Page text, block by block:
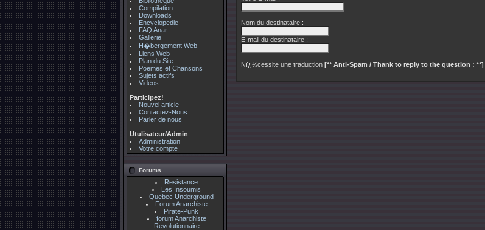
Compilation
Downloads
Encyclopedie
FAQ Anar
Gallerie
H�bergement Web
Liens Web
Plan du Site
Poemes et Chansons
Sujets actifs
Videos
Participez!
Nouvel article
Contactez-Nous
Parler de nous
Utulisateur/Admin
Administration
Votre compte
Forums
Resistance
Les Insoumis
Quebec Underground
Forum Anarchiste
Pirate-Punk
forum Anarchiste
Revolutionnaire
Nom du destinataire :
E-mail du destinataire :
Nï¿½cessite une traduction [** Anti-Spam / Thank to reply to the question : **]